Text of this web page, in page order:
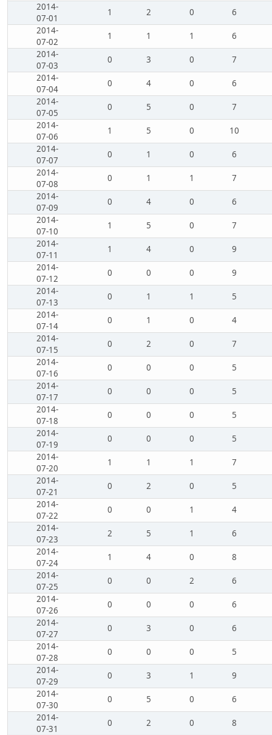
2014-
07-01
1 2 0
6
2014-
07-02
1 1 1
6
2014-
07-03
0 3 0
7
2014-
07-04
0 4 0
6
2014-
07-05
0 5 0
7
2014-
07-06
1 5 0
10
2014-
07-07
0 1 0
6
2014-
07-08
0 1 1
7
2014-
07-09
0 4 0
6
2014-
07-10
1 5 0
7
2014-
07-11
1 4 0
9
2014-
07-12
0 0 0
9
2014-
07-13
0 1 1
5
2014-
07-14
0 1 0
4
2014-
07-15
0 2 0
7
2014-
07-16
0 0 0
5
2014-
07-17
0 0 0
5
2014-
07-18
0 0 0
5
2014-
07-19
0 0 0
5
2014-
07-20
1 1 1
7
2014-
07-21
0 2 0
5
2014-
07-22
0 0 1
4
2014-
07-23
2 5 1
6
2014-
07-24
1 4 0
8
2014-
07-25
0 0 2
6
2014-
07-26
0 0 0
6
2014-
07-27
0 3 0
6
2014-
07-28
0 0 0
5
2014-
07-29
0 3 1
9
2014-
07-30
0 5 0
6
2014-
07-31
0 2 0
8